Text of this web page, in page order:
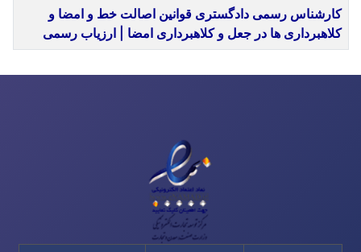
کارشناس رسمی دادگستری قوانین اصالت خط و امضا و
کلاهبرداری ها در جعل و کلاهبرداری امضا | ارزیاب رسمی